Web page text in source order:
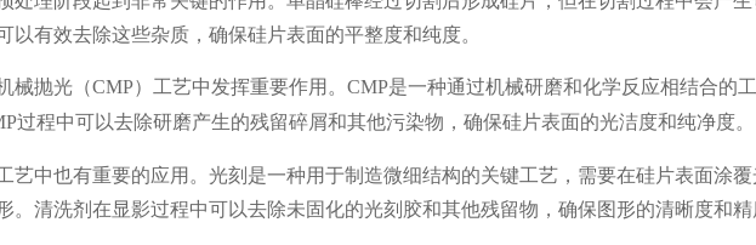
以有效去除这些杂质，确保硅片表面的平整度和纯度。
械抛光（CMP）工艺中发挥重要作用。CMP是一种通过机械研磨和化学反应相结合的
过程中可以去除研磨产生的残留碎屑和其他污染物，确保硅片表面的光洁度和纯净度。
艺中也有重要的应用。光刻是一种用于制造微细结构的关键工艺，需要在硅片表面涂
。清洗剂在显影过程中可以去除未固化的光刻胶和其他残留物，确保图形的清晰度和精